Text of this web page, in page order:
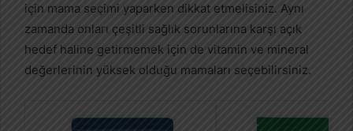
için mama seçimi yaparken dikkat etmelisiniz. Aynı
zamanda onları çeşitli sağlık sorunlarına karşı açık
hedef haline getirmemek için de vitamin ve mineral
değerlerinin yüksek olduğu mamaları seçebilirsiniz.